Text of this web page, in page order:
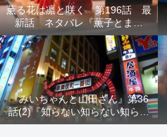
薫る花は凛と咲く 第196話 最
新話 ネタバレ『薫子とまど
か』
『みいちゃんと山田さん』第36
話(2)『知らない知らない知らな
い』最新話 ネタバレ 犯人確